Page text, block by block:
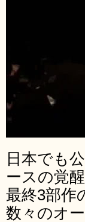
日本でも
ースの覚
最終3部作
数々のオ